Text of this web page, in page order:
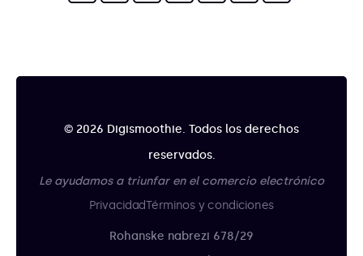
© 2026 Digismoothie. Todos los derechos
reservados.
Le ayudamos a triunfar en el comercio electrónico
PrivacidadTérminos y condiciones
Rohanske nabrezi 678/29